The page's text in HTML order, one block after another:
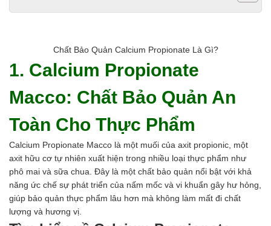
Tẩy rửa sinh hoạt
Tẩy cáu cặn đường ống
HÓA CHẤT THỦY SẢN
Men đường ruột
Men vi sinh EM gốc
Bổ sung khoáng chất
Bổ gan và giải độc gan
Phòng và trị bệnh
Bổ sung dinh dưỡng tăng trọng
Hấp thụ khí độc Yucca
HÓA CHẤT XỬ LÝ NƯỚC
Chất Bảo Quản Calcium Propionate Là Gì?
1. Calcium Propionate
Macco: Chất Bảo Quản An
Toàn Cho Thực Phẩm
Calcium Propionate Macco là một muối của axit propionic, một
axit hữu cơ tự nhiên xuất hiện trong nhiều loại thực phẩm như
phô mai và sữa chua. Đây là một chất bảo quản nổi bật với khả
năng ức chế sự phát triển của nấm mốc và vi khuẩn gây hư hỏng,
giúp bảo quản thực phẩm lâu hơn mà không làm mất đi chất
lượng và hương vị.